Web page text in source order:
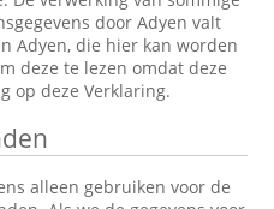
door Adyen valt
Adyen, die hier kan worden
deze te lezen omdat deze
op deze Verklaring.
alleen gebruiken voor de